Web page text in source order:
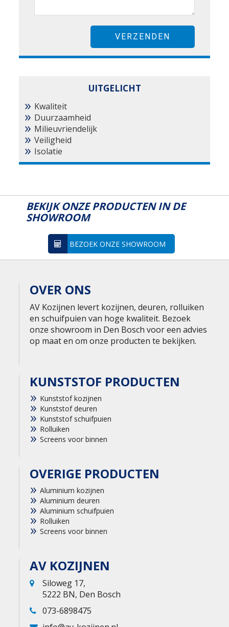
UITGELICHT
Kwaliteit
Duurzaamheid
Milieuvriendelijk
Veiligheid
Isolatie
BEKIJK ONZE PRODUCTEN IN DE
SHOWROOM
BEZOEK ONZE SHOWROOM
OVER ONS
AV Kozijnen levert kozijnen, deuren, rolluiken
en schuifpuien van hoge kwaliteit. Bezoek
onze showroom in Den Bosch voor een advies
op maat en om onze producten te bekijken.
KUNSTSTOF PRODUCTEN
Kunststof kozijnen
Kunststof deuren
Kunststof schuifpuien
Rolluiken
Screens voor binnen
OVERIGE PRODUCTEN
Aluminium kozijnen
Aluminium deuren
Aluminium schuifpuien
Rolluiken
Screens voor binnen
AV KOZIJNEN
Siloweg 17,
5222 BN, Den Bosch
073-6898475